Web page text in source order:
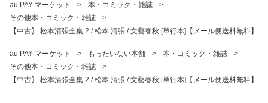
au PAY マーケット > 本・コミック・雑誌
>
その他本・コミック・雑誌
>
【中古】 松本清張全集 2 / 松本 清張 / 文藝春秋 [単行本]【メール便送料無料】
au PAY マーケット > もったいない本舗 > 本・コミック・雑誌
>
その他本・コミック・雑誌
>
【中古】 松本清張全集 2 / 松本 清張 / 文藝春秋 [単行本]【メール便送料無料】